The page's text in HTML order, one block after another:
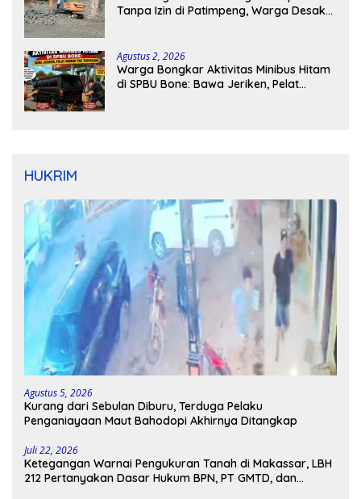
Tanpa Izin di Patimpeng, Warga Desak
Agustus 2, 2026
Warga Bongkar Aktivitas Minibus Hitam
di SPBU Bone: Bawa Jeriken, Pelat
HUKRIM
Agustus 5, 2026
Kurang dari Sebulan Diburu, Terduga Pelaku
Penganiayaan Maut Bahodopi Akhirnya Ditangkap
Juli 22, 2026
Ketegangan Warnai Pengukuran Tanah di Makassar, LBH
212 Pertanyakan Dasar Hukum BPN, PT GMTD, dan